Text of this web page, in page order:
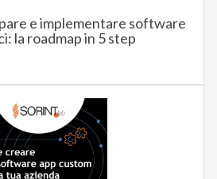
e implementare software
la roadmap in 5 step